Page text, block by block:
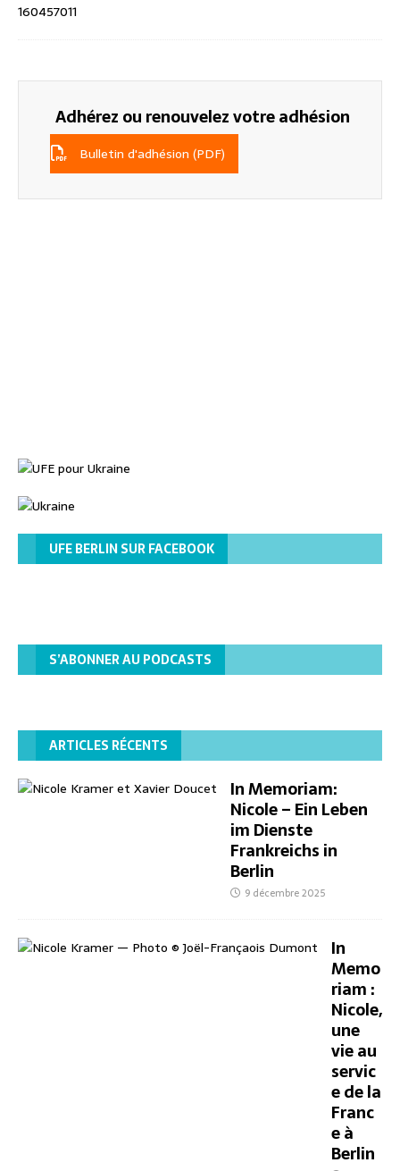
Adhérez ou renouvelez votre adhésion
Bulletin d'adhésion (PDF)
UFE BERLIN SUR FACEBOOK
S’ABONNER AU PODCASTS
ARTICLES RÉCENTS
In Memoriam:
Nicole – Ein Leben
im Dienste
Frankreichs in
Berlin
9 décembre 2025
In
Memo
riam :
Nicole,
une
vie au
servic
e de la
Franc
e à
Berlin